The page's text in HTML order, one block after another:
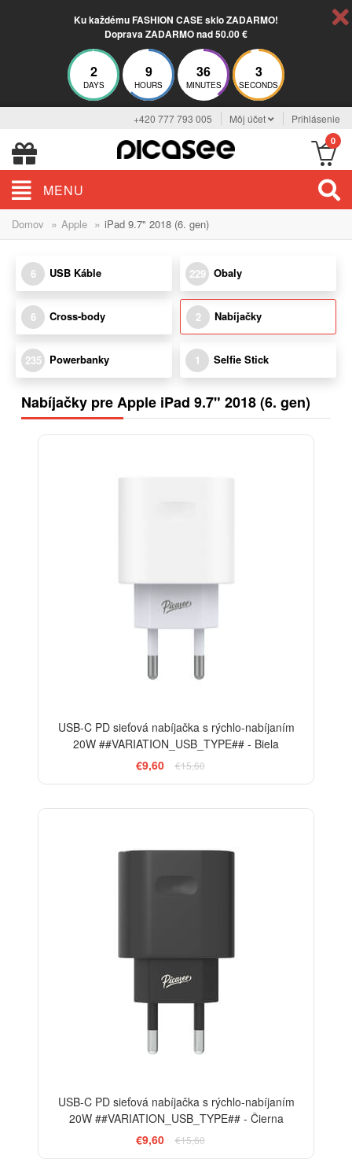
Ku každému FASHION CASE sklo ZADARMO!
Doprava ZADARMO nad 50.00 €
2
DAYS
9
HOURS
36
MINUTES
3
SECONDS
+420 777 793 005 Môj účet Prihlásenie
0
MENU
Domov » Apple » iPad 9.7" 2018 (6. gen)
6 USB Káble 229 Obaly
6 Cross-body 2 Nabíjačky
235 Powerbanky 1 Selfie Stick
Nabíjačky pre Apple iPad 9.7" 2018 (6. gen)
USB-C PD sieťová nabíjačka s rýchlo-nabíjaním
20W ##VARIATION_USB_TYPE## - Biela
€9,60
€15,60
USB-C PD sieťová nabíjačka s rýchlo-nabíjaním
20W ##VARIATION_USB_TYPE## - Čierna
€9,60
€15,60